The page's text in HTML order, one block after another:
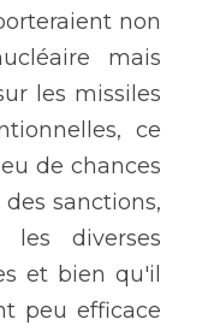
non
mais
les missiles
ce
de chances
sanctions,
diverses
et bien qu'il
peu efficace